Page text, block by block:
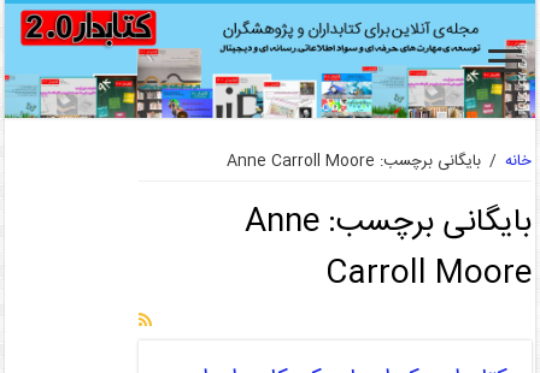
خانه / بایگانی برچسب: Anne Carroll Moore
بایگانی برچسب: Anne
Carroll Moore